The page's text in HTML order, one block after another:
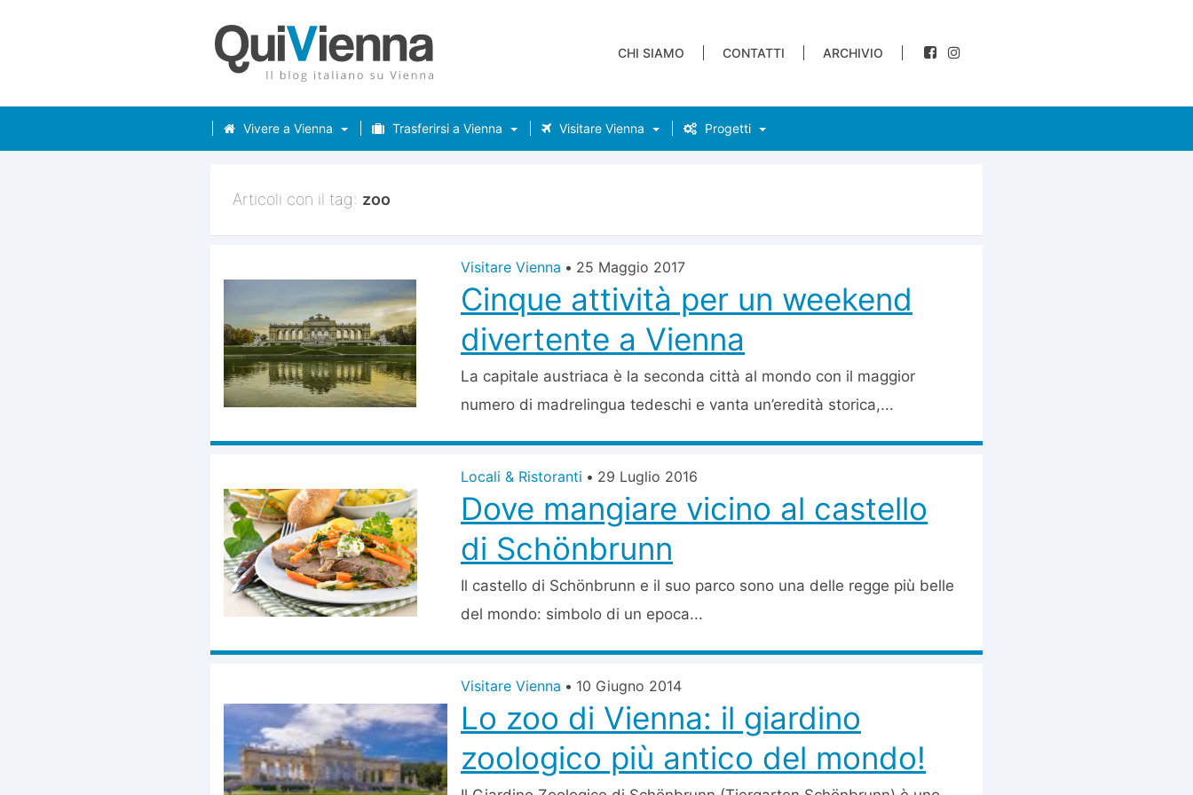
CHI SIAMO CONTATTI ARCHIVIO
Vivere a Vienna Trasferirsi a Vienna Visitare Vienna Progetti
Articoli con il tag: zoo
Visitare Vienna • 25 Maggio 2017
Cinque attività per un weekend
divertente a Vienna
La capitale austriaca è la seconda città al mondo con il maggior
numero di madrelingua tedeschi e vanta un’eredità storica,...
Locali & Ristoranti • 29 Luglio 2016
Dove mangiare vicino al castello
di Schönbrunn
Il castello di Schönbrunn e il suo parco sono una delle regge più belle
del mondo: simbolo di un epoca...
Visitare Vienna • 10 Giugno 2014
Lo zoo di Vienna: il giardino
zoologico più antico del mondo!